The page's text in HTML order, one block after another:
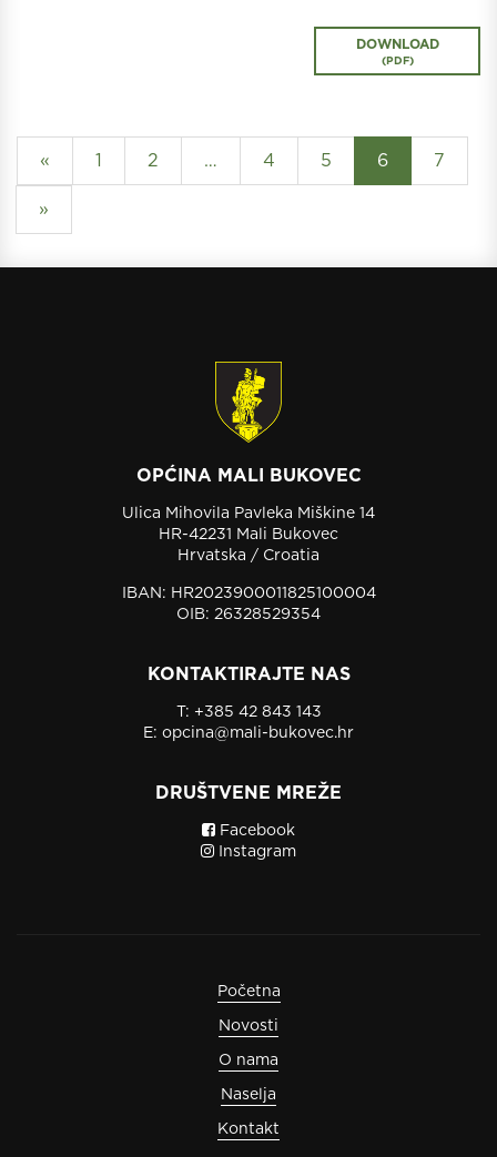
DOWNLOAD
(PDF)
« 1 2 … 4 5 6 7
»
OPĆINA MALI BUKOVEC
Ulica Mihovila Pavleka Miškine 14
HR-42231 Mali Bukovec
Hrvatska / Croatia
IBAN: HR2023900011825100004
OIB: 26328529354
KONTAKTIRAJTE NAS
T: +385 42 843 143
E: opcina@mali-bukovec.hr
DRUŠTVENE MREŽE
Facebook
Instagram
Početna
Novosti
O nama
Naselja
Kontakt